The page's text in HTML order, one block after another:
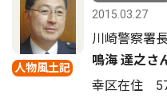
人物風土記
2015.03.27
川崎警察署
鳴海 達之さ
幸区在住